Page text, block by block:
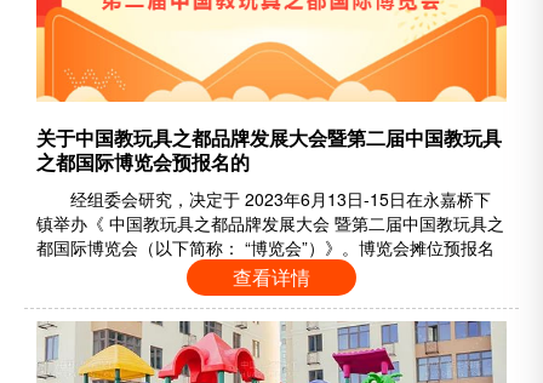
关于中国教玩具之都品牌发展大会暨第二届中国教玩具
之都国际博览会预报名的
经组委会研究，决定于 2023年6月13日-15日在永嘉桥下
镇举办《 中国教玩具之都品牌发展大会 暨第二届中国教玩具之
都国际博览会（以下简称： “博览会”）》。博览会摊位预报名
工作即日开启，现将有关事项通知如下： 一、 展会时间：
2023年6月13日-15日。 二、 展会地点： 温州市永嘉县桥下镇
教玩具国际城。 三、 参会人员：有 国家相关部委领导，教育
部教育技术与资源发展中心（中央电化教育馆）、 中国玩具和
婴童用品协会 、 各 省、市、县 ( 市……
查看详情